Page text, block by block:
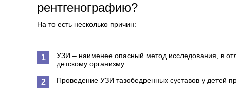
рентгенографию?
На то есть несколько причин:
УЗИ – наименее опасный метод исследования, в
детскому организму.
Проведение УЗИ тазобедренных суставов у детей